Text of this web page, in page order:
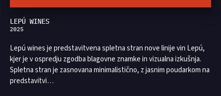
LEPÚ WINES
2025
Lepú wines je predstavitvena spletna stran nove linije vin Lepú,
kjer je v ospredju zgodba blagovne znamke in vizualna izkušnja.
Spletna stran je zasnovana minimalistično, z jasnim poudarkom na
predstavitvi…